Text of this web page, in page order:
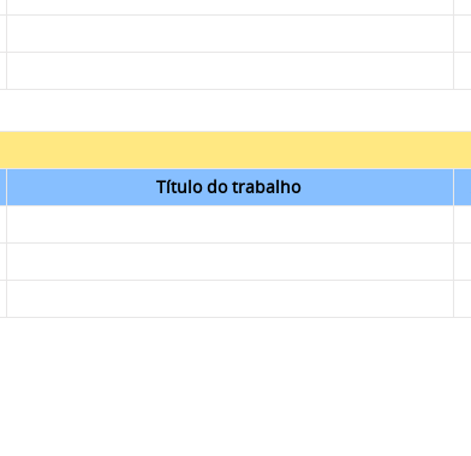
Título do trabalho